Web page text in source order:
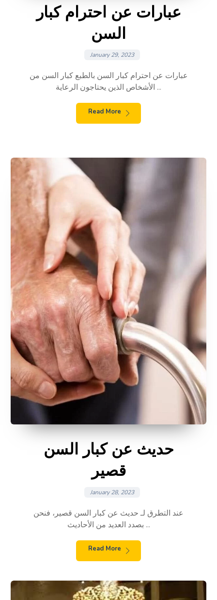
عبارات عن احترام كبار
السن
January 29, 2023
عبارات عن احترام كبار السن بالطبع كبار السن من
الأشخاص الذين يحتاجون الرعاية ...
Read More
حديث عن كبار السن
قصير
January 28, 2023
عند التطرق لـ حديث عن كبار السن قصير، فنحن
بصدد العديد من الأحاديث ...
Read More